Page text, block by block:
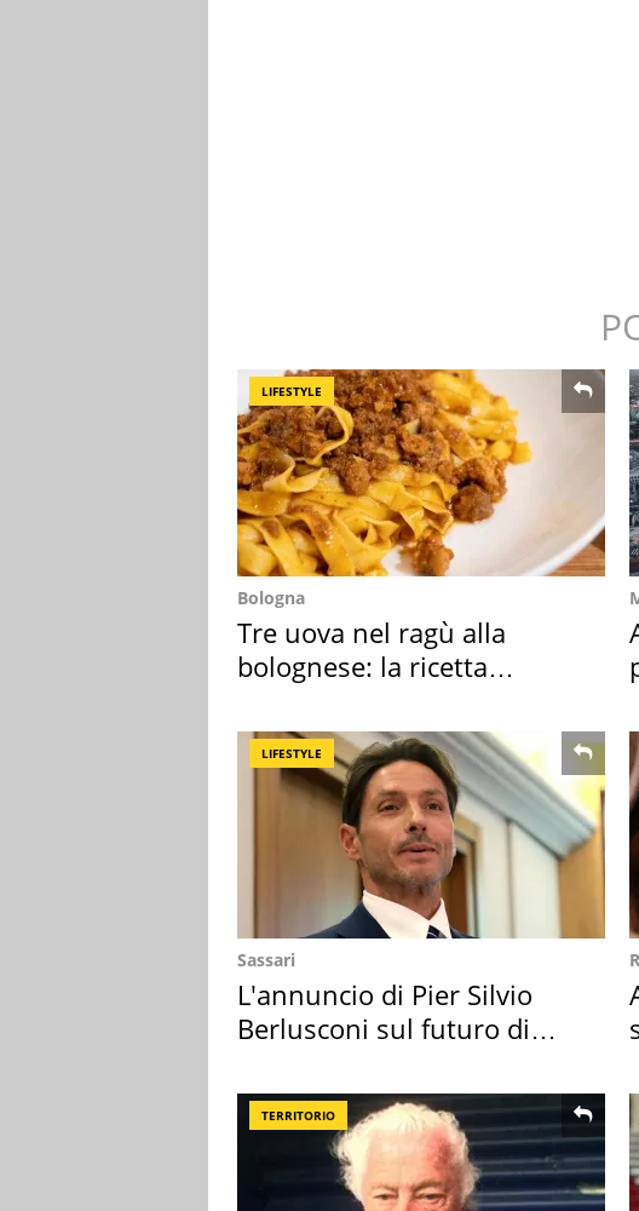
LIFESTYLE
Bologna
Tre uova nel ragù alla
bolognese: la ricetta
LIFESTYLE
Sassari
L'annuncio di Pier Silvio
Berlusconi sul futuro di
TERRITORIO